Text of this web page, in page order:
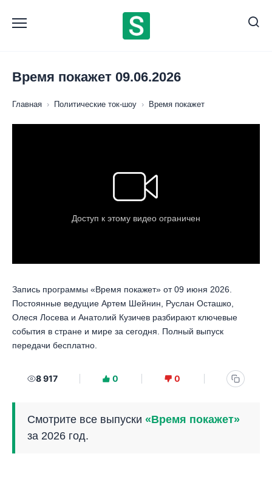
содержанию
Время покажет 09.06.2026
Главная › Политические ток-шоу › Время покажет
Запись программы «Время покажет» от 09 июня 2026.
Постоянные ведущие Артем Шейнин, Руслан Осташко,
Олеся Лосева и Анатолий Кузичев разбирают ключевые
события в стране и мире за сегодня. Полный выпуск
передачи бесплатно.
8 917 0 0
Смотрите все выпуски «Время покажет»
за 2026 год.